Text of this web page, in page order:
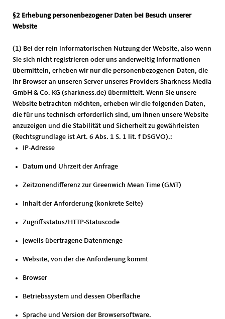
§2 Erhebung personenbezogener Daten bei Besuch unserer
Website
(1) Bei der rein informatorischen Nutzung der Website, also wenn
Sie sich nicht registrieren oder uns anderweitig Informationen
übermitteln, erheben wir nur die personenbezogenen Daten, die
Ihr Browser an unseren Server unseres Providers Sharkness Media
GmbH & Co. KG (sharkness.de) übermittelt. Wenn Sie unsere
Website betrachten möchten, erheben wir die folgenden Daten,
die für uns technisch erforderlich sind, um Ihnen unsere Website
anzuzeigen und die Stabilität und Sicherheit zu gewährleisten
(Rechtsgrundlage ist Art. 6 Abs. 1 S. 1 lit. f DSGVO).:
IP-Adresse
Datum und Uhrzeit der Anfrage
Zeitzonendifferenz zur Greenwich Mean Time (GMT)
Inhalt der Anforderung (konkrete Seite)
Zugriffsstatus/HTTP-Statuscode
jeweils übertragene Datenmenge
Website, von der die Anforderung kommt
Browser
Betriebssystem und dessen Oberfläche
Sprache und Version der Browsersoftware.